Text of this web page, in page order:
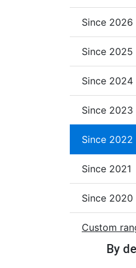
Since 2026
Since 2025
Since 2024
Since 2023
Since 2022
Since 2021
Since 2020
Custom
By